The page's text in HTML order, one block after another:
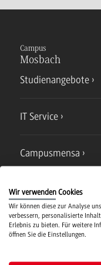
Campus
Mosbach
Studienangebote
IT Service
Campusmensa
Hochschulsport
Verwaltung
Wir verwenden Cookies
Wir können diese zur Analyse
verbessern, personalisierte
Erlebnis zu bieten. Für weitere
öffnen Sie die Einstellungen.